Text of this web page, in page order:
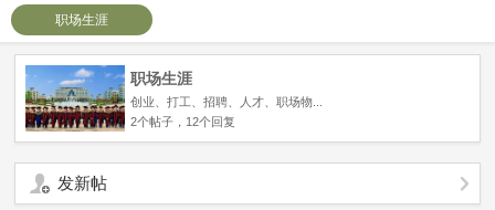
职场生涯
职场生涯
创业、打工、招聘、人才、职场物...
2个帖子，12个回复
发新帖